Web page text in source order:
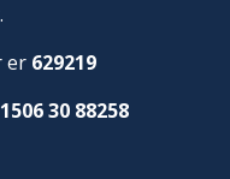
er 629219
1506 30 88258